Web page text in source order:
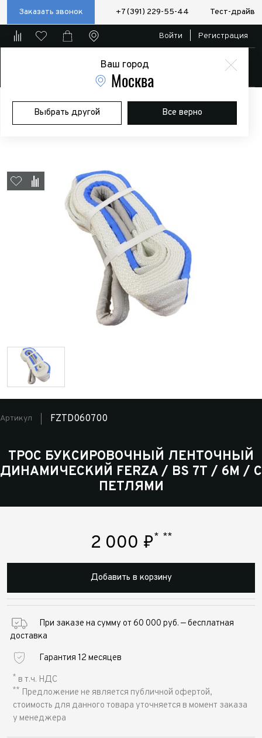
Заказать звонок +7 (391) 229-55-44 Тест-драйв
Ваш город
Москва
Выбрать другой Все верно
Войти Регистрация
Главная Магазин Дополнительное оборудование
Лебедки
Трос буксировочный ленточный динамический Ferza / BS 7т / 6м / с
петлями
Артикул FZTD060700
ТРОС БУКСИРОВОЧНЫЙ ЛЕНТОЧНЫЙ
ДИНАМИЧЕСКИЙ FERZA / BS 7Т / 6М / С
ПЕТЛЯМИ
2 000 ₽* **
Добавить в корзину
При заказе на сумму от 60 000 руб. — бесплатная
доставка
Гарантия 12 месяцев
* в т.ч. НДС
** Предложение не является публичной офертой,
стоимость для данного товара уточняется в момент заказа
у менеджера